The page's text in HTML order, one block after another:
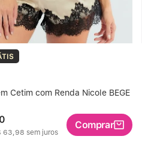
Cetim com Renda Nicole BEGE
63,98 sem juros
Comprar